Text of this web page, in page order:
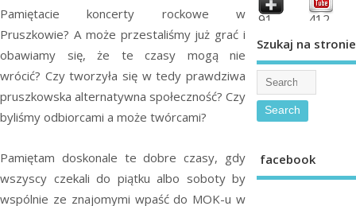
Pamiętacie koncerty rockowe w
Pruszkowie? A może przestaliśmy już grać i
obawiamy się, że te czasy mogą nie
wrócić? Czy tworzyła się w tedy prawdziwa
pruszkowska alternatywna społeczność? Czy
byliśmy odbiorcami a może twórcami?
Pamiętam doskonale te dobre czasy, gdy
wszyscy czekali do piątku albo soboty by
wspólnie ze znajomymi wpaść do MOK-u w
91 412
Szukaj na stronie
facebook